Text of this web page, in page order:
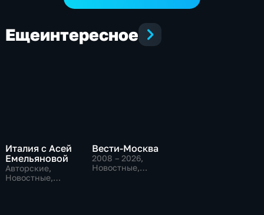
Ещеинтересное
Италия с Асей
Емельяновой
Авторские,
Новостные,
Вести-Москва
2008 – 2026,
Новостные,